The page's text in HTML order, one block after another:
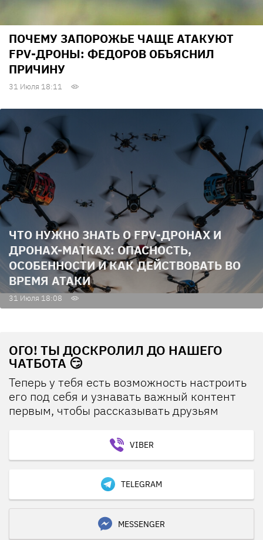
ПОЧЕМУ ЗАПОРОЖЬЕ ЧАЩЕ АТАКУЮТ
FPV-ДРОНЫ: ФЕДОРОВ ОБЪЯСНИЛ
ПРИЧИНУ
31 Июля 18:11
ЧТО НУЖНО ЗНАТЬ О FPV-ДРОНАХ И
ДРОНАХ-МАТКАХ: ОПАСНОСТЬ,
ОСОБЕННОСТИ И КАК ДЕЙСТВОВАТЬ ВО
ВРЕМЯ АТАКИ
31 Июля 18:08
ОГО! ТЫ ДОСКРОЛИЛ ДО НАШЕГО
ЧАТБОТА 😏
Теперь у тебя есть возможность настроить
его под себя и узнавать важный контент
первым, чтобы рассказывать друзьям
VIBER
TELEGRAM
MESSENGER